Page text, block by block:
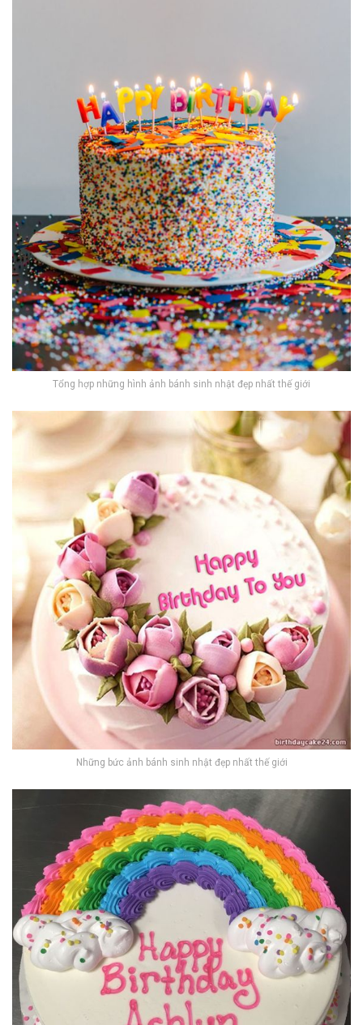
Tổng hợp những hình ảnh bánh sinh nhật đẹp nhất thế giới
Những bức ảnh bánh sinh nhật đẹp nhất thế giới